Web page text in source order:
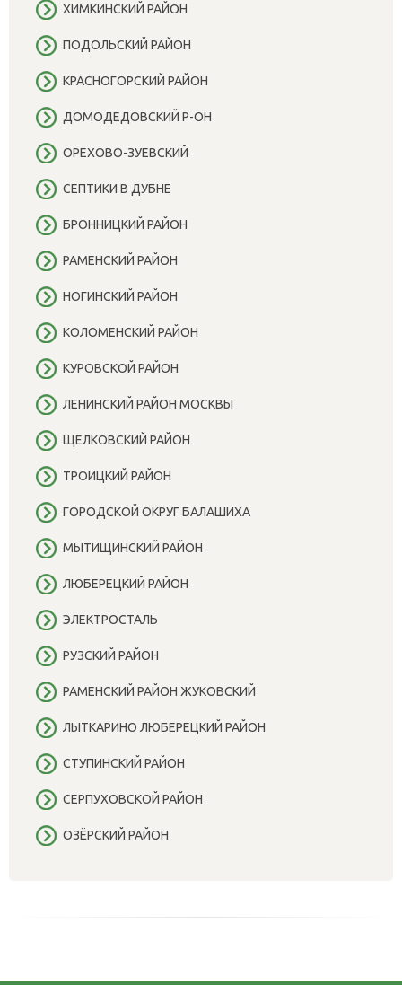
ХИМКИНСКИЙ РАЙОН
ПОДОЛЬСКИЙ РАЙОН
КРАСНОГОРСКИЙ РАЙОН
ДОМОДЕДОВСКИЙ Р-ОН
ОРЕХОВО-ЗУЕВСКИЙ
СЕПТИКИ В ДУБНЕ
БРОННИЦКИЙ РАЙОН
РАМЕНСКИЙ РАЙОН
НОГИНСКИЙ РАЙОН
КОЛОМЕНСКИЙ РАЙОН
КУРОВСКОЙ РАЙОН
ЛЕНИНСКИЙ РАЙОН МОСКВЫ
ЩЕЛКОВСКИЙ РАЙОН
ТРОИЦКИЙ РАЙОН
ГОРОДСКОЙ ОКРУГ БАЛАШИХА
МЫТИЩИНСКИЙ РАЙОН
ЛЮБЕРЕЦКИЙ РАЙОН
ЭЛЕКТРОСТАЛЬ
РУЗСКИЙ РАЙОН
РАМЕНСКИЙ РАЙОН ЖУКОВСКИЙ
ЛЫТКАРИНО ЛЮБЕРЕЦКИЙ РАЙОН
СТУПИНСКИЙ РАЙОН
СЕРПУХОВСКОЙ РАЙОН
ОЗЁРСКИЙ РАЙОН